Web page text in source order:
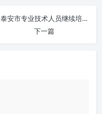
泰安市专业技术人员继续培训平台-公需课 https://ta.zhuanjipx.com/index.html 刷课也能轻松过！简单技巧大公开
下一篇